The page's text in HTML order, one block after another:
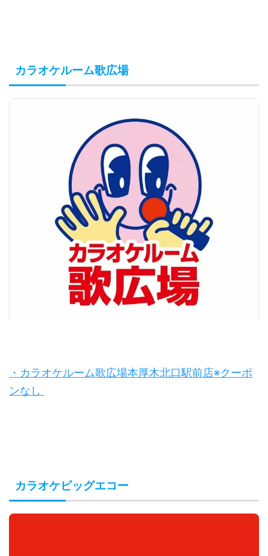
カラオケルーム歌広場
・カラオケルーム歌広場本厚木北口駅前店※クーポ
ンなし
カラオケビッグエコー